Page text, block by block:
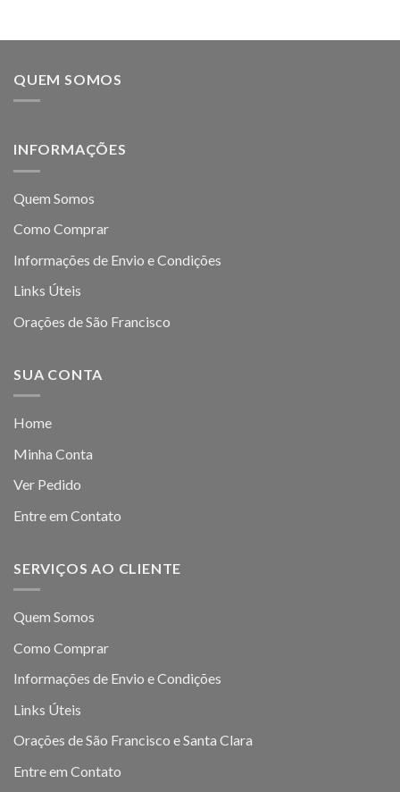
QUEM SOMOS
INFORMAÇÕES
Quem Somos
Como Comprar
Informações de Envio e Condições
Links Úteis
Orações de São Francisco
SUA CONTA
Home
Minha Conta
Ver Pedido
Entre em Contato
SERVIÇOS AO CLIENTE
Quem Somos
Como Comprar
Informações de Envio e Condições
Links Úteis
Orações de São Francisco e Santa Clara
Entre em Contato